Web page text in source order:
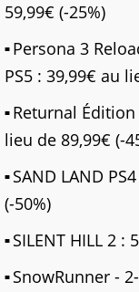
59,99€ (-25%)
Persona 3
PS5 : 39,99€ au
Returnal
lieu de 89,99€ (-
SAND LAND
(-50%)
SILENT HILL 2 :
SnowRunner -